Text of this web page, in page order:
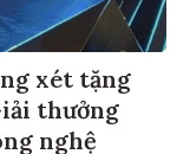
xét tặng
thưởng
nghệ